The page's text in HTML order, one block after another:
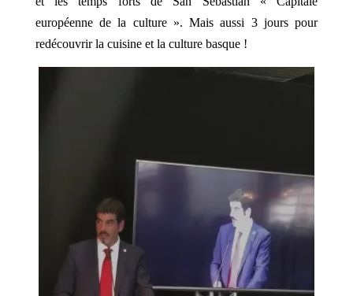
européenne de la culture ». Mais aussi 3 jours pour
redécouvrir la cuisine et la culture basque !